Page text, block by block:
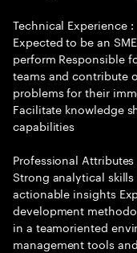
Technical Experience :
Expected to be an
perform Responsible
teams and contribute
problems for their
Facilitate knowledge
capabilities
Professional Attributes
Strong analytical
actionable insights
development
in a teamoriented
management tools